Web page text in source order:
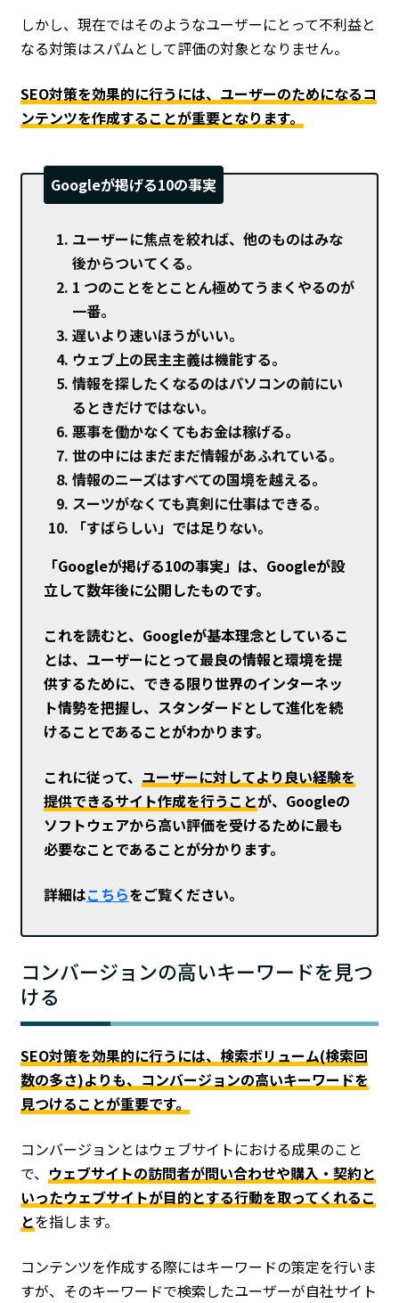
しかし、現在ではそのようなユーザーにとって不利益と
なる対策はスパムとして評価の対象となりません。
SEO対策を効果的に行うには、ユーザーのためになるコ
ンテンツを作成することが重要となります。
Googleが掲げる10の事実
ユーザーに焦点を絞れば、他のものはみな
後からついてくる。
1 つのことをとことん極めてうまくやるのが
一番。
遅いより速いほうがいい。
ウェブ上の民主主義は機能する。
情報を探したくなるのはパソコンの前にい
るときだけではない。
悪事を働かなくてもお金は稼げる。
世の中にはまだまだ情報があふれている。
情報のニーズはすべての国境を越える。
スーツがなくても真剣に仕事はできる。
「すばらしい」では足りない。
「Googleが掲げる10の事実」は、Googleが設
立して数年後に公開したものです。
これを読むと、Googleが基本理念としているこ
とは、ユーザーにとって最良の情報と環境を提
供するために、できる限り世界のインターネッ
ト情勢を把握し、スタンダードとして進化を続
けることであることがわかります。
これに従って、 ユーザーに対してより良い経験を
提供できるサイト作成を行うことが、Googleの
ソフトウェアから高い評価を受けるために最も
必要なことであることが分かります。
詳細はこちらをご覧ください。
コンバージョンの高いキーワードを見つ
ける
SEO対策を効果的に行うには、検索ボリューム(検索回
数の多さ)よりも、コンバージョンの高いキーワードを
見つけることが重要です。
コンバージョンとはウェブサイトにおける成果のこと
で、 ウェブサイトの訪問者が問い合わせや購入・契約と
いったウェブサイトが目的とする行動を取ってくれるこ
とを指します。
コンテンツを作成する際にはキーワードの策定を行いま
すが、そのキーワードで検索したユーザーが自社サイト